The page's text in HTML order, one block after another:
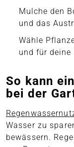
Mulche den
und das
Wähle
und für deine
So kann
bei der
Wasser zu
bewässern.